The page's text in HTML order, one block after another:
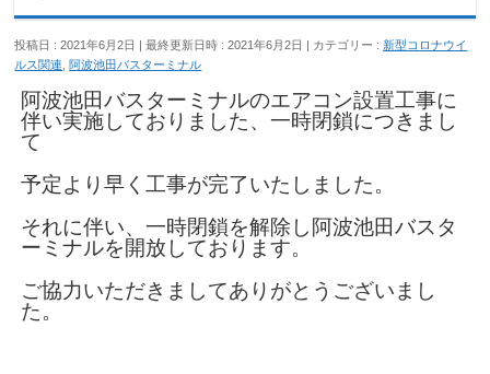
投稿日 : 2021年6月2日 最終更新日時 : 2021年6月2日 カテゴリー : 新型コロナウイ
ルス関連 ,阿波池田バスターミナル
阿波池田バスターミナルのエアコン設置工事に
伴い実施しておりました、一時閉鎖につきまし
て
予定より早く工事が完了いたしました。
それに伴い、一時閉鎖を解除し阿波池田バスタ
ーミナルを開放しております。
ご協力いただきましてありがとうございまし
た。